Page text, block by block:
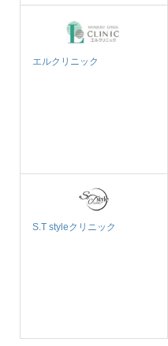
エルクリニック
S.T styleクリニック